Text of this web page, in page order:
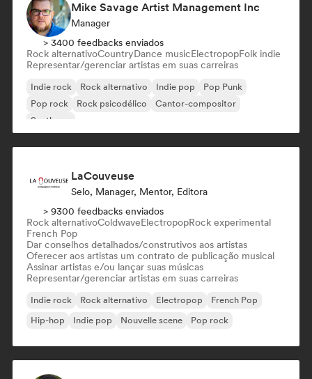
Mike Savage Artist Management Inc
Manager
> 3400 feedbacks enviados
Rock alternativoCountryDance musicElectropopFolk indie
Representar/gerenciar artistas em suas carreiras
Indie rock Rock alternativo Indie pop
Pop Punk
Pop rock
Rock psicodélico
Cantor-compositor
Synthpop
LaCouveuse
Selo, Manager, Mentor, Editora
> 9300 feedbacks enviados
Rock alternativoColdwaveElectropopRock experimental
French Pop
Dar conselhos detalhados/construtivos aos artistas
Oferecer aos artistas um contrato de publicação musical
Assinar artistas e/ou lançar suas músicas
Representar/gerenciar artistas em suas carreiras
Indie rock Rock alternativo Electropop
French Pop
Hip-hop
Indie pop Nouvelle scene Pop rock